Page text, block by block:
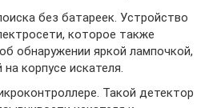
без батареек. Устройство
которое также
обнаружении яркой лампочкой,
корпусе искателя.
Такой детектор